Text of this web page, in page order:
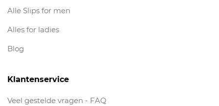
Alle Slips for men
Alles for ladies
Blog
Klantenservice
Veel gestelde vragen - FAQ